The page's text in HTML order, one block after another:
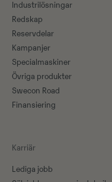
Industrilösningar
Redskap
Reservdelar
Kampanjer
Specialmaskiner
Övriga produkter
Swecon Road
Finansiering
Karriär
Lediga jobb